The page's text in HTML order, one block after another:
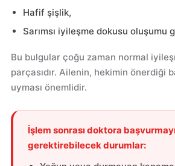
Hafif şişlik,
Sarımsı iyileşme dokusu oluşumu
Bu bulgular çoğu zaman normal
parçasıdır. Ailenin, hekimin önerdiği
uyması önemlidir.
İşlem sonrası doktora
gerektirebilecek durumlar: